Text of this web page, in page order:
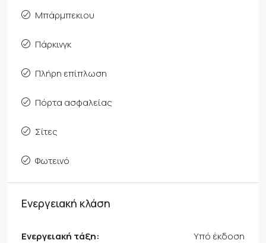
Μπάρμπεκιου
Πάρκινγκ
Πλήρη επίπλωση
Πόρτα ασφαλείας
Σίτες
Φωτεινό
Ενεργειακή κλάση
Ενεργειακή τάξη: Υπό έκδοση